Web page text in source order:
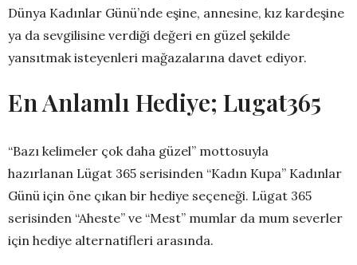
Dünya Kadınlar Günü’nde eşine, annesine, kız kardeşine
ya da sevgilisine verdiği değeri en güzel şekilde
yansıtmak isteyenleri mağazalarına davet ediyor.
En Anlamlı Hediye; Lugat365
“Bazı kelimeler çok daha güzel” mottosuyla
hazırlanan Lügat 365 serisinden “Kadın Kupa” Kadınlar
Günü için öne çıkan bir hediye seçeneği. Lügat 365
serisinden “Aheste” ve “Mest” mumlar da mum severler
için hediye alternatifleri arasında.